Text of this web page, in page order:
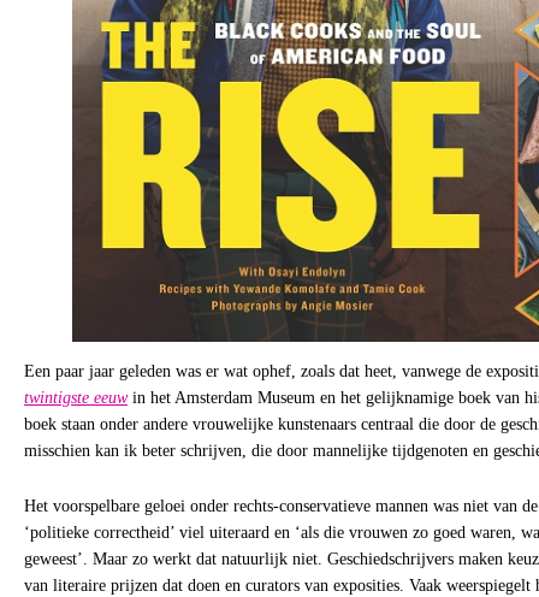
Een paar jaar geleden was er wat ophef, zoals dat heet, vanwege de
twintigste eeuwin het Amsterdam Museum en het gelijknamige boek van
boek staan onder andere vrouwelijke kunstenaars centraal die door de
misschien kan ik beter schrijven, die door mannelijke tijdgenoten en
Het voorspelbare geloei onder rechts-conservatieve mannen was niet van
‘politieke correctheid’ viel uiteraard en ‘als die vrouwen zo goed waren,
geweest’. Maar zo werkt dat natuurlijk niet. Geschiedschrijvers maken
van literaire prijzen dat doen en curators van exposities. Vaak